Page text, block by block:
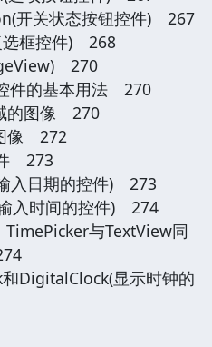
开关状态按钮控件) 267
框控件) 268
270
件的基本用法 270
的图像 270
像 272
273
入日期的控件) 273
入时间的控件) 274
与TextView同
DigitalClock(显示时钟的